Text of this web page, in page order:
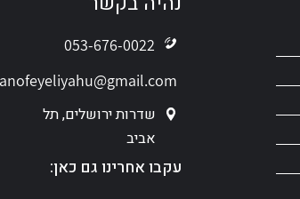
053-676-0022
שדרות ירושלים, תל
אביב
עקבו אחרינו גם כאן: